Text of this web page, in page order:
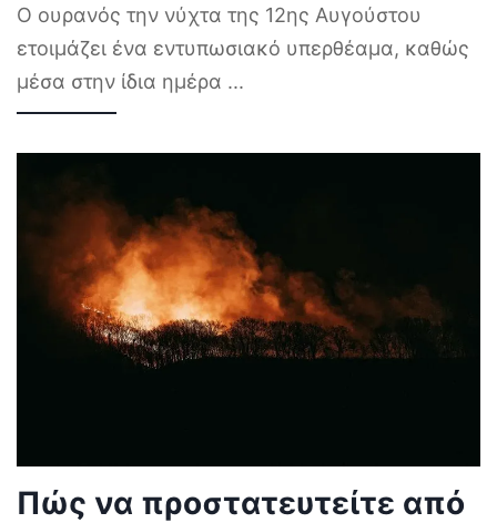
Ο ουρανός την νύχτα της 12ης Αυγούστου
ετοιμάζει ένα εντυπωσιακό υπερθέαμα, καθώς
μέσα στην ίδια ημέρα ...
Πώς να προστατευτείτε από